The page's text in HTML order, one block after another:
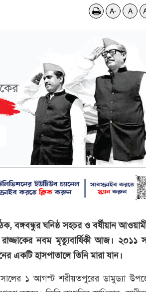
A- A
বঙ্গবন্ধুর ঘনিষ্ঠ সহচর ও বর্ষীয়ান
নবম মৃত্যুবার্ষিকী আজ। ২০১১
একটি হাসপাতালে তিনি মারা যান।
১ আগস্ট শরীয়তপুরের ডামুড্যা